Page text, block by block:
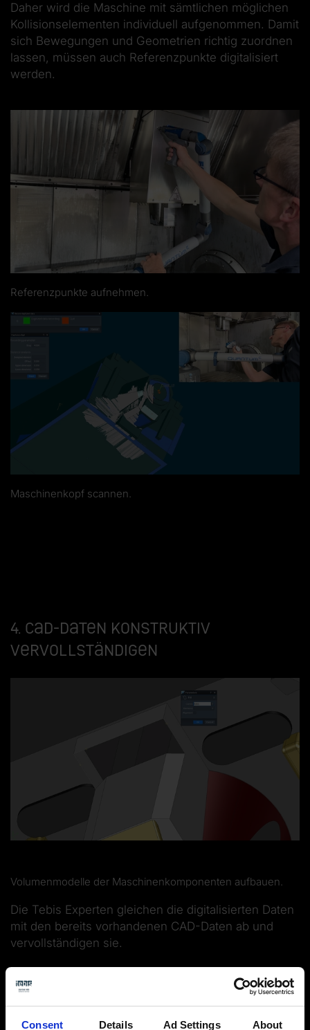
Consent Details Ad Settings About
Daher wird die Maschine mit sämtlichen möglichen
Kollisionselementen individuell aufgenommen. Damit
sich Bewegungen und Geometrien richtig zuordnen
lassen, müssen auch Referenzpunkte digitalisiert
werden.
Referenzpunkte aufnehmen.
Maschinenkopf scannen.
4. CAD-Daten konstruktiv
vervollständigen
Volumenmodelle der Maschinenkomponenten aufbauen.
Die Tebis Experten gleichen die digitalisierten Daten
mit den bereits vorhandenen CAD-Daten ab und
vervollständigen sie.